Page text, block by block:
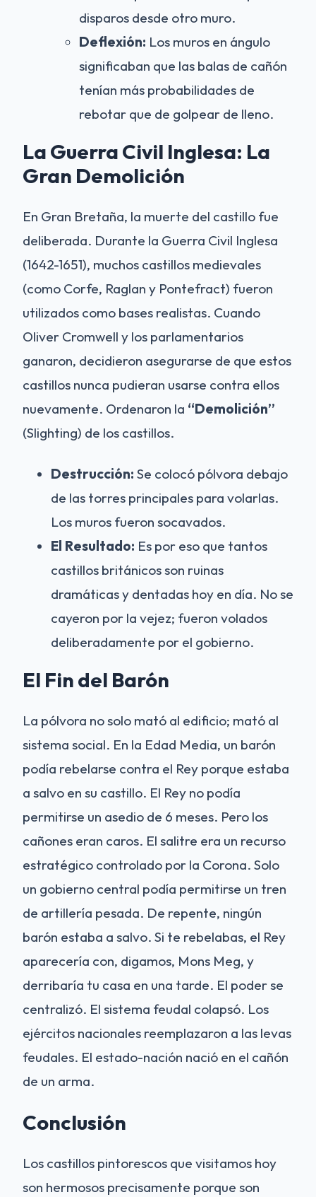
disparos desde otro muro.
Deflexión: Los muros en ángulo
significaban que las balas de cañón
tenían más probabilidades de
rebotar que de golpear de lleno.
La Guerra Civil Inglesa: La
Gran Demolición
En Gran Bretaña, la muerte del castillo fue
deliberada. Durante la Guerra Civil Inglesa
(1642-1651), muchos castillos medievales
(como Corfe, Raglan y Pontefract) fueron
utilizados como bases realistas. Cuando
Oliver Cromwell y los parlamentarios
ganaron, decidieron asegurarse de que estos
castillos nunca pudieran usarse contra ellos
nuevamente. Ordenaron la “Demolición”
(Slighting) de los castillos.
Destrucción: Se colocó pólvora debajo
de las torres principales para volarlas.
Los muros fueron socavados.
El Resultado: Es por eso que tantos
castillos británicos son ruinas
dramáticas y dentadas hoy en día. No se
cayeron por la vejez; fueron volados
deliberadamente por el gobierno.
El Fin del Barón
La pólvora no solo mató al edificio; mató al
sistema social. En la Edad Media, un barón
podía rebelarse contra el Rey porque estaba
a salvo en su castillo. El Rey no podía
permitirse un asedio de 6 meses. Pero los
cañones eran caros. El salitre era un recurso
estratégico controlado por la Corona. Solo
un gobierno central podía permitirse un tren
de artillería pesada. De repente, ningún
barón estaba a salvo. Si te rebelabas, el Rey
aparecería con, digamos, Mons Meg, y
derribaría tu casa en una tarde. El poder se
centralizó. El sistema feudal colapsó. Los
ejércitos nacionales reemplazaron a las levas
feudales. El estado-nación nació en el cañón
de un arma.
Conclusión
Los castillos pintorescos que visitamos hoy
son hermosos precisamente porque son